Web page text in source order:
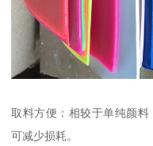
取料方便：相较于单纯颜料
可减少损耗。